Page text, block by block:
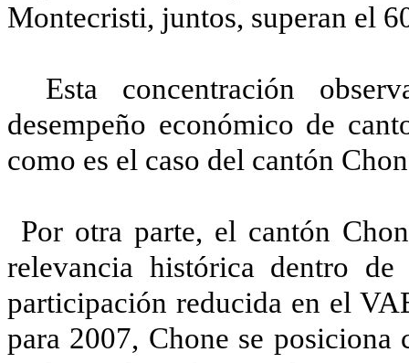
Montecristi, juntos, superan el
Esta concentración
desempeño económico de
como es el caso del cantón
Por otra parte, el cantón
relevancia histórica dentro
participación reducida en el
para 2007, Chone se